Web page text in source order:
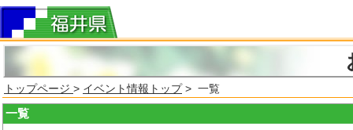
トップページ > イベント情報トップ> 一覧
一覧